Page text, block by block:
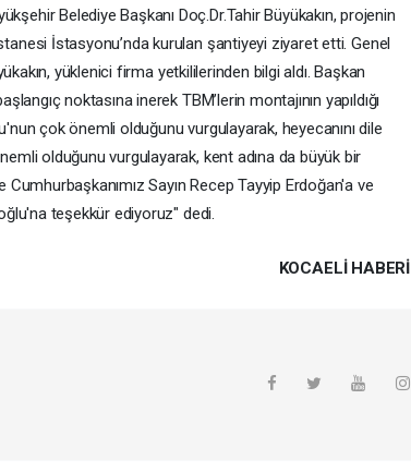
Belediye Başkanı Doç.Dr.Tahir Büyükakın, projenin
İstasyonu’nda kurulan şantiyeyi ziyaret etti. Genel
yüklenici firma yetkililerinden bilgi aldı. Başkan
noktasına inerek TBM’lerin montajının yapıldığı
çok önemli olduğunu vurgulayarak, heyecanını dile
olduğunu vurgulayarak, kent adına da büyük bir
Sayın Recep Tayyip Erdoğan'a ve
teşekkür ediyoruz" dedi.
KOCAELI HABERİ